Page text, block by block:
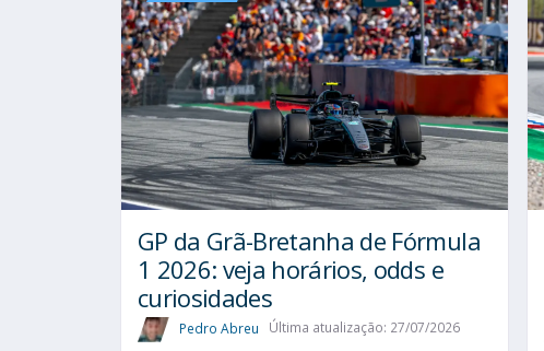
GP da Grã-Bretanha de Fórmula
1 2026: veja horários, odds e
curiosidades
Pedro Abreu Última atualização: 27/07/2026